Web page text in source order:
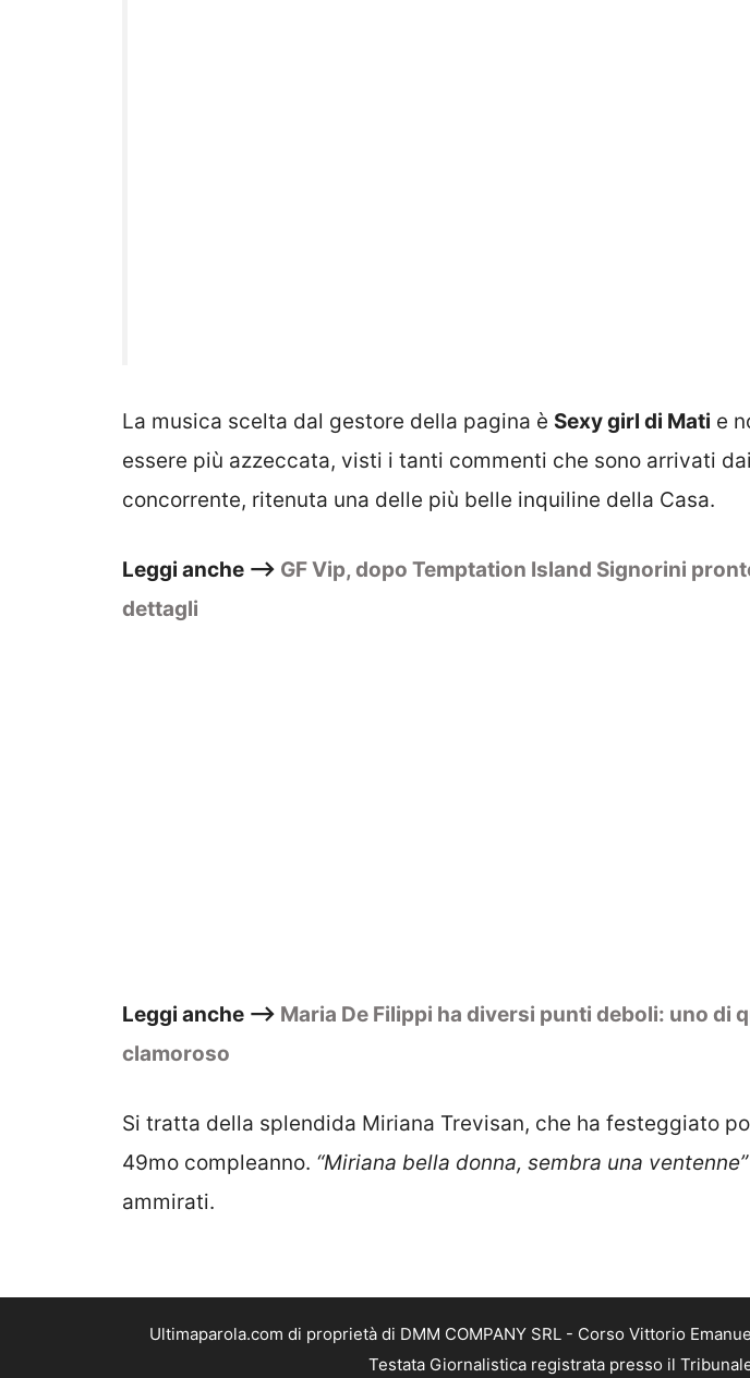
La musica scelta dal gestore della pagina è Sexy girl di Mati e
essere più azzeccata, visti i tanti commenti che sono arrivati
concorrente, ritenuta una delle più belle inquiline della Casa.
Leggi anche –> GF Vip, dopo Temptation Island Signorini
dettagli
Leggi anche –> Maria De Filippi ha diversi punti deboli: uno di
clamoroso
Si tratta della splendida Miriana Trevisan, che ha festeggiato
49mo compleanno. “Miriana bella donna, sembra una ventenne”
ammirati.
Ultimaparola.com di proprietà di DMM COMPANY SRL - Corso Vittorio
Testata Giornalistica registrata presso il